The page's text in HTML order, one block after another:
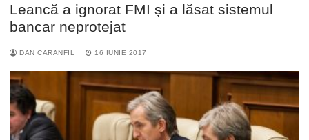
Caută
după:
Leancă a ignorat FMI și a lăsat sistemul
bancar neprotejat
DAN CARANFIL 16 IUNIE 2017